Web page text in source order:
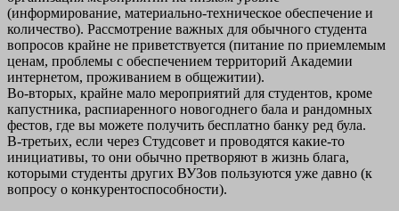
(информирование, материально-техническое обеспечение и
количество). Рассмотрение важных для обычного студента
вопросов крайне не приветствуется (питание по приемлемым
ценам, проблемы с обеспечением территорий Академии
интернетом, проживанием в общежитии).
Во-вторых, крайне мало мероприятий для студентов, кроме
капустника, распиаренного новогоднего бала и рандомных
фестов, где вы можете получить бесплатно банку ред була.
В-третьих, если через Студсовет и проводятся какие-то
инициативы, то они обычно претворяют в жизнь блага,
которыми студенты других ВУЗов пользуются уже давно (к
вопросу о конкурентоспособности).